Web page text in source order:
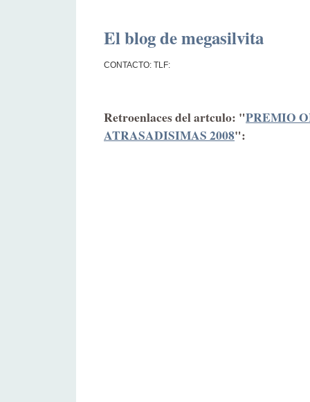
El blog de megasilvita
CONTACTO: TLF:
Retroenlaces del artculo: "PREMIO
ATRASADISIMAS 2008":